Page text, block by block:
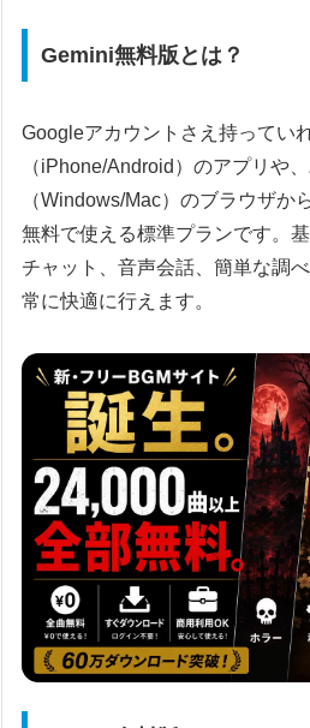
Gemini無料版とは？
Googleアカウントさえ持ってい
（iPhone/Android）のアプリや
（Windows/Mac）のブラウザか
無料で使える標準プランです。
チャット、音声会話、簡単な調
常に快適に行えます。